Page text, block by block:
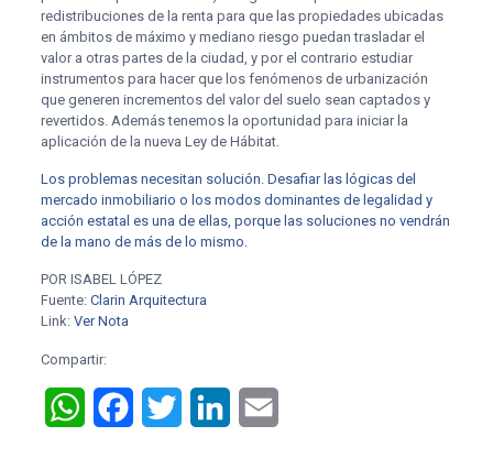
redistribuciones de la renta para que las propiedades ubicadas
en ámbitos de máximo y mediano riesgo puedan trasladar el
valor a otras partes de la ciudad, y por el contrario estudiar
instrumentos para hacer que los fenómenos de urbanización
que generen incrementos del valor del suelo sean captados y
revertidos. Además tenemos la oportunidad para iniciar la
aplicación de la nueva Ley de Hábitat.
Los problemas necesitan solución. Desafiar las lógicas del
mercado inmobiliario o los modos dominantes de legalidad y
acción estatal es una de ellas, porque las soluciones no vendrán
de la mano de más de lo mismo.
POR ISABEL LÓPEZ
Fuente: Clarin Arquitectura
Link: Ver Nota
Compartir:
WhatsAppFacebookTwitter LinkedIn